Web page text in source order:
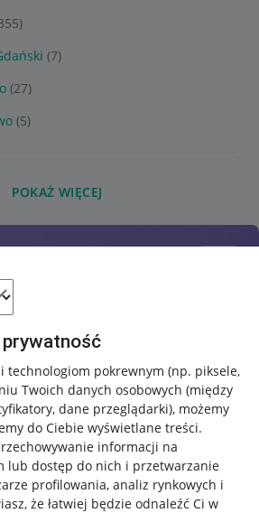
prywatność
technologiom pokrewnym (np. piksele,
Twoich danych osobowych (między
dane przeglądarki), możemy
do Ciebie wyświetlane treści.
informacji na
lub dostęp do nich i przetwarzanie
profilowania, analiz rynkowych i
że łatwiej będzie odnaleźć Ci w
(7)
(27)
(5)
POKAŻ WIĘCEJ